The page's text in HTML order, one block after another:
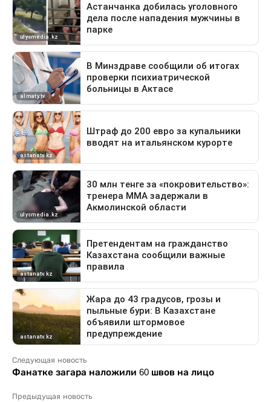
Следующая новость
Фанатке загара наложили 60 швов на лицо
Предыдущая новость